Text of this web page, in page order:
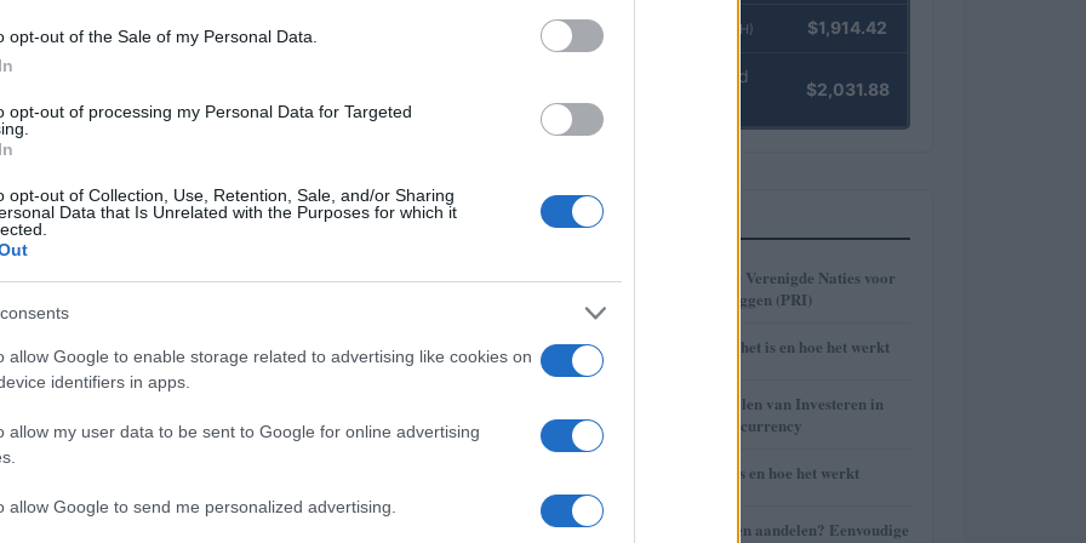
opt-out of the Sale of my Personal Data.
opt-out of processing my Personal Data for Targeted
opt-out of Collection, Use, Retention, Sale, and/or Sharing
Data that Is Unrelated with the Purposes for which it
allow Google to enable storage related to advertising like cookies on
identifiers in apps.
allow my user data to be sent to Google for online advertising
allow Google to send me personalized advertising.
advertentie om financiële keuzes te
voor meer keuzevrijheid binnen traditionele financiële
systemen
(ETH) $1,914.42
kpk ETH Yield
$2,031.88
MEEST GELEZEN
1 Beginselen van de Verenigde Naties voor
verantwoord beleggen (PRI)
2 Trust Wallet: wat het is en hoe het werkt
3
Ontdek de Voordelen van Investeren in
Bitcoin en Cryptocurrency
BlockFi: wat het is en hoe het werkt
Wat zijn effecten en aandelen? Eenvoudige